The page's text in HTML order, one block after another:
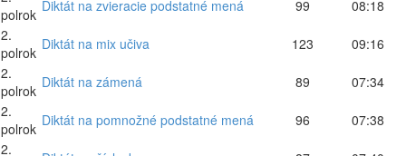
polrok Diktát na zvieracie podstatné mená 99
08:18
2.
polrok Diktát na mix učiva 123
09:16
2.
polrok Diktát na zámená 89
07:34
2.
polrok Diktát na pomnožné podstatné mená 96
07:38
2.